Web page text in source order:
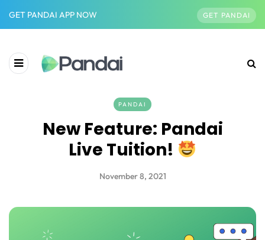
GET PANDAI APP NOW GET PANDAI
PANDAI
New Feature: Pandai
Live Tuition!
November 8, 2021